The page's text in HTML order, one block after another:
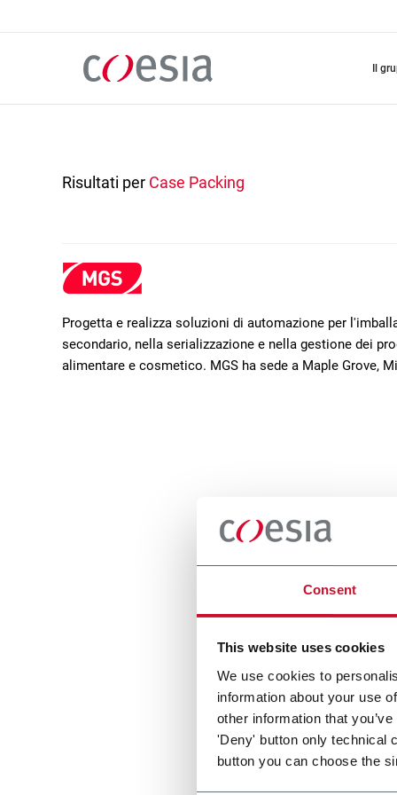
Consent
This website uses cookies
We use cookies to
information about your use
other information that
'Deny' button only technical
button you can choose the
il
Risultati per Case Packing
Progetta e realizza soluzioni di automazione per
secondario, nella serializzazione e nella gestione dei
alimentare e cosmetico. MGS ha sede a Maple Grove,